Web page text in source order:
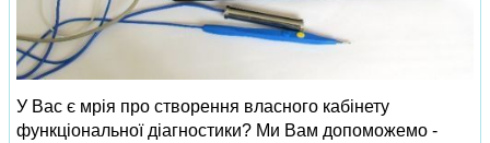
У Вас є мрія про створення власного кабінету
функціональної діагностики? Ми Вам допоможемо -